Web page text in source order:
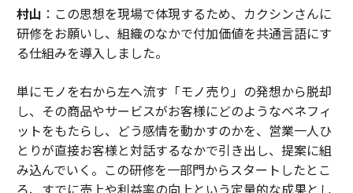
村山 ：この思想を現場で体現するため、カクシンさんに
研修をお願いし、組織のなかで付加価値を共通言語にす
る仕組みを導入しました。
単にモノを右から左へ流す「モノ売り」の発想から脱却
し、その商品やサービスがお客様にどのようなベネフィ
ットをもたらし、どう感情を動かすのかを、営業一人ひ
とりが直接お客様と対話するなかで引き出し、提案に組
み込んでいく。この研修を一部門からスタートしたとこ
ろ、すでに売上や利益率の向上という定量的な成果とし